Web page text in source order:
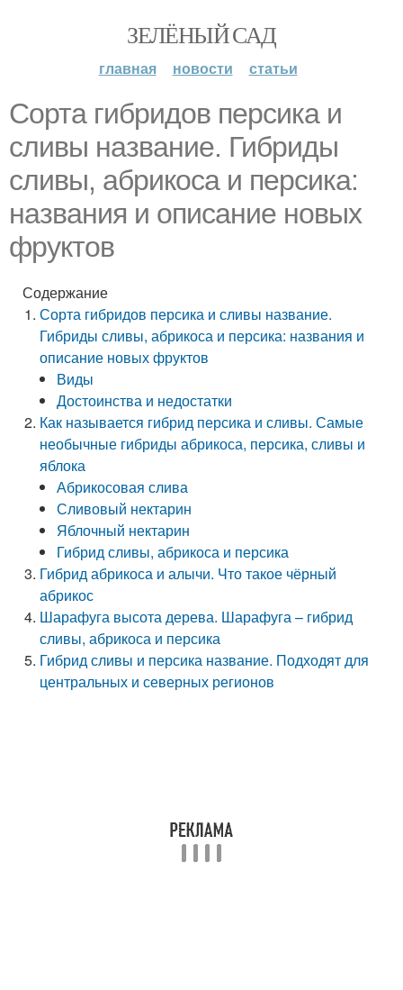
ЗЕЛЁНЫЙ САД
главная новости статьи
Сорта гибридов персика и
сливы название. Гибриды
сливы, абрикоса и персика:
названия и описание новых
фруктов
Содержание
Сорта гибридов персика и сливы название.
Гибриды сливы, абрикоса и персика: названия и
описание новых фруктов
Виды
Достоинства и недостатки
Как называется гибрид персика и сливы. Самые
необычные гибриды абрикоса, персика, сливы и
яблока
Абрикосовая слива
Сливовый нектарин
Яблочный нектарин
Гибрид сливы, абрикоса и персика
Гибрид абрикоса и алычи. Что такое чёрный
абрикос
Шарафуга высота дерева. Шарафуга – гибрид
сливы, абрикоса и персика
Гибрид сливы и персика название. Подходят для
центральных и северных регионов